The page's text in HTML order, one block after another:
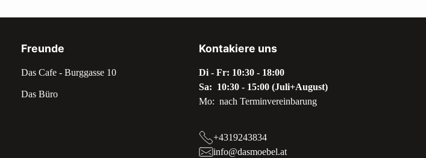
Freunde
Das Cafe - Burggasse 10
Das Büro
Kontakiere uns
Di - Fr: 10:30 - 18:00
Sa: 10:30 - 15:00 (Juli+August)
Mo: nach Terminvereinbarung
+4319243834
info@dasmoebel.at